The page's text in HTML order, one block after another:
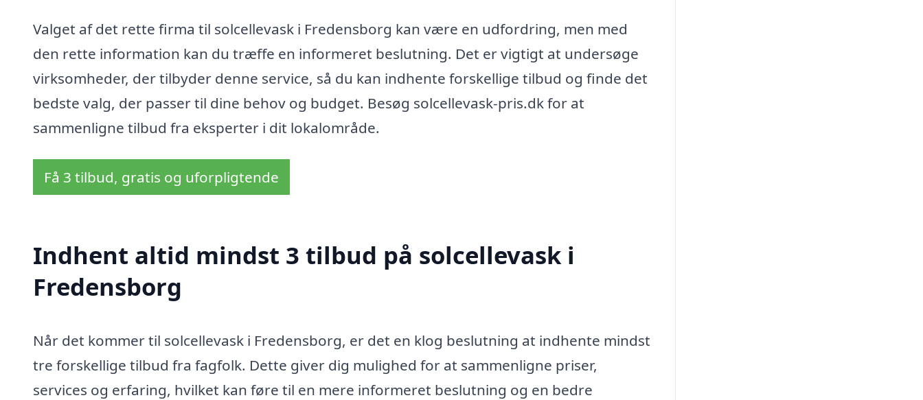
Valget af det rette firma til solcellevask i Fredensborg kan være en udfordring, men med
den rette information kan du træffe en informeret beslutning. Det er vigtigt at undersøge
virksomheder, der tilbyder denne service, så du kan indhente forskellige tilbud og finde det
bedste valg, der passer til dine behov og budget. Besøg solcellevask-pris.dk for at
sammenligne tilbud fra eksperter i dit lokalområde.
Få 3 tilbud, gratis og uforpligtende
Indhent altid mindst 3 tilbud på solcellevask i
Fredensborg
Når det kommer til solcellevask i Fredensborg, er det en klog beslutning at indhente mindst
tre forskellige tilbud fra fagfolk. Dette giver dig mulighed for at sammenligne priser,
services og erfaring, hvilket kan føre til en mere informeret beslutning og en bedre